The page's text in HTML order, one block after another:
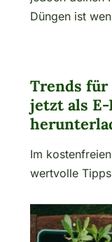
Düngen ist
Trends für
jetzt als E-
Im
wertvolle